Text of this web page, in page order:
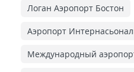
Логан Аэропорт Бостон
Аэропорт
Международный